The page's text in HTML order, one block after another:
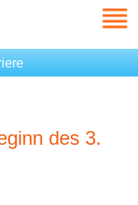
des 3.